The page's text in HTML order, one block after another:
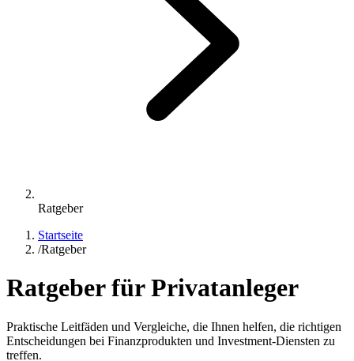
Ratgeber
Startseite
/Ratgeber
Ratgeber für Privatanleger
Praktische Leitfäden und Vergleiche, die Ihnen helfen, die richtigen
Entscheidungen bei Finanzprodukten und Investment-Diensten zu
treffen.